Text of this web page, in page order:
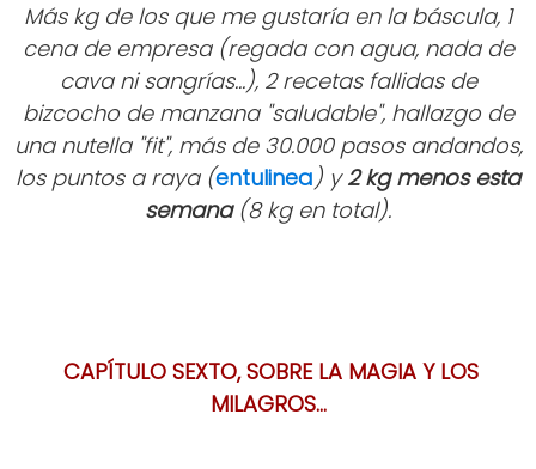
Más kg de los que me gustaría en la báscula, 1
cena de empresa (regada con agua, nada de
cava ni sangrías...), 2 recetas fallidas de
bizcocho de manzana "saludable", hallazgo de
una nutella "fit", más de 30.000 pasos andandos,
los puntos a raya (entulinea) y2 kg menos esta
semana (8 kg en total).
CAPÍTULO SEXTO, SOBRE LA MAGIA Y LOS
MILAGROS...